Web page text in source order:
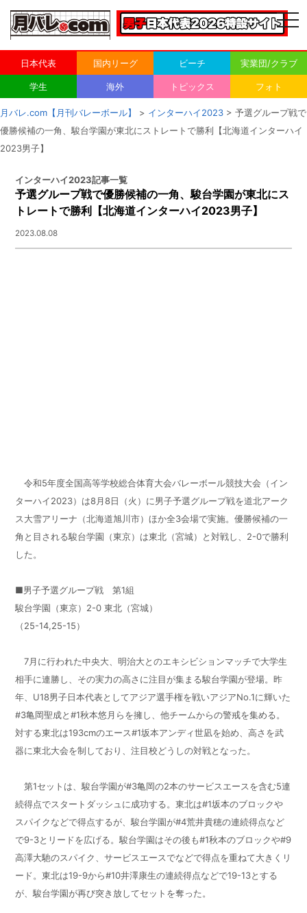
日本代表 国内リーグ ビーチ 実業団/クラブ
学生 海外 トピックス フォト
月バレ.com【月刊バレーボール】 > インターハイ2023 > 予選グループ戦で
優勝候補の一角、駿台学園が東北にストレートで勝利【北海道インターハイ
2023男子】
インターハイ2023記事一覧
予選グループ戦で優勝候補の一角、駿台学園が東北にス
トレートで勝利【北海道インターハイ2023男子】
2023.08.08
令和5年度全国高等学校総合体育大会バレーボール競技大会（イン
ターハイ2023）は8月8日（火）に男子予選グループ戦を道北アーク
ス大雪アリーナ（北海道旭川市）ほか全3会場で実施。優勝候補の一
角と目される駿台学園（東京）は東北（宮城）と対戦し、2-0で勝利
した。
■男子予選グループ戦 第1組
駿台学園（東京）2-0 東北（宮城）
（25-14,25-15）
7月に行われた中央大、明治大とのエキシビションマッチで大学生
相手に連勝し、その実力の高さに注目が集まる駿台学園が登場。昨
年、U18男子日本代表としてアジア選手権を戦いアジアNo.1に輝いた
#3亀岡聖成と#1秋本悠月らを擁し、他チームからの警戒を集める。
対する東北は193cmのエース#1坂本アンディ世凪を始め、高さを武
器に東北大会を制しており、注目校どうしの対戦となった。
第1セットは、駿台学園が#3亀岡の2本のサービスエースを含む5連
続得点でスタートダッシュに成功する。東北は#1坂本のブロックや
スパイクなどで得点するが、駿台学園が#4荒井貴穂の連続得点など
で9-3とリードを広げる。駿台学園はその後も#1秋本のブロックや#9
高澤大馳のスパイク、サービスエースでなどで得点を重ねて大きくリ
ード。東北は19-9から#10井澤康生の連続得点などで19-13とする
が、駿台学園が再び突き放してセットを奪った。